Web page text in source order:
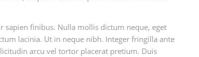
finibus. Nulla mollis dictum neque, eget
lacinia. Ut in neque nibh. Integer fringilla ante
arcu vel tortor placerat pretium. Duis